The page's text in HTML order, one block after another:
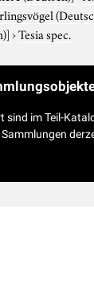
›Tesia spec.
sind im Teil-